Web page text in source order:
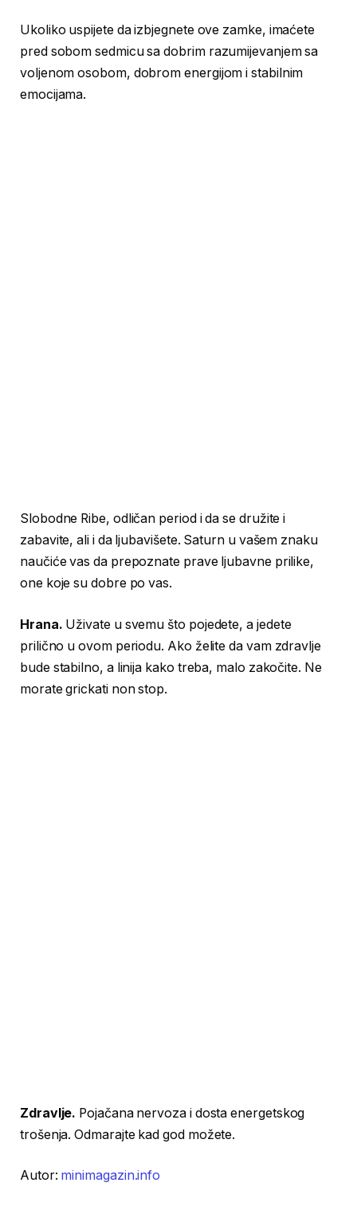
Ukoliko uspijete da izbjegnete ove zamke, imaćete
pred sobom sedmicu sa dobrim razumijevanjem sa
voljenom osobom, dobrom energijom i stabilnim
emocijama.
Slobodne Ribe, odličan period i da se družite i
zabavite, ali i da ljubavišete. Saturn u vašem znaku
naučiće vas da prepoznate prave ljubavne prilike,
one koje su dobre po vas.
Hrana. Uživate u svemu što pojedete, a jedete
prilično u ovom periodu. Ako želite da vam zdravlje
bude stabilno, a linija kako treba, malo zakočite. Ne
morate grickati non stop.
Zdravlje. Pojačana nervoza i dosta energetskog
trošenja. Odmarajte kad god možete.
Autor: minimagazin.info